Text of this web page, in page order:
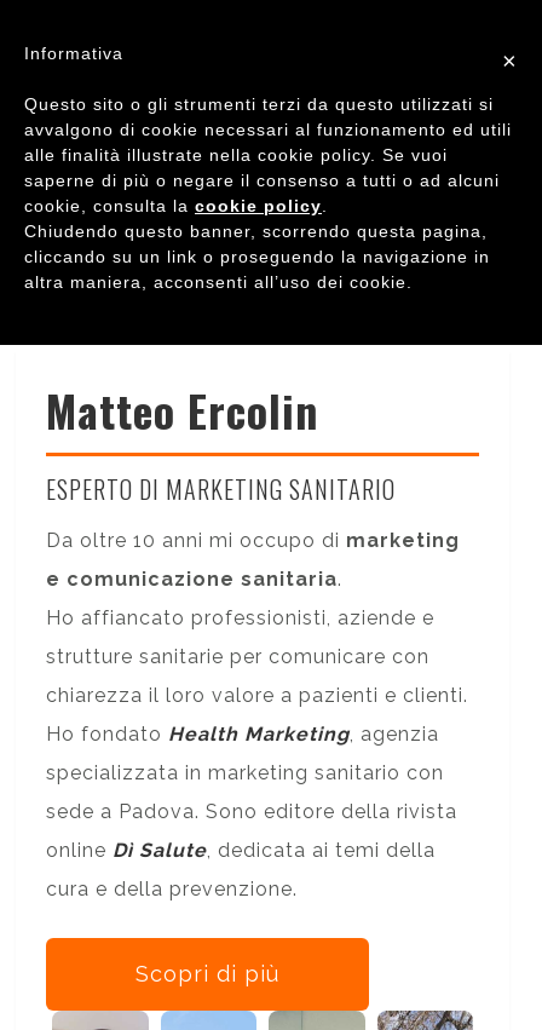
Matteo Ercolin
ESPERTO DI MARKETING SANITARIO
Da oltre 10 anni mi occupo di marketing
e comunicazione sanitaria.
Ho affiancato professionisti, aziende e
strutture sanitarie per comunicare con
chiarezza il loro valore a pazienti e clienti.
Ho fondato Health Marketing, agenzia
specializzata in marketing sanitario con
sede a Padova. Sono editore della rivista
online Dì Salute, dedicata ai temi della
cura e della prevenzione.
Scopri di più
×
Informativa
Questo sito o gli strumenti terzi da questo utilizzati si
avvalgono di cookie necessari al funzionamento ed utili
alle finalità illustrate nella cookie policy. Se vuoi
saperne di più o negare il consenso a tutti o ad alcuni
cookie, consulta la cookie policy
Chiudendo questo banner, scorrendo questa pagina,
cliccando su un link o proseguendo la navigazione in
altra maniera, acconsenti all’uso dei cookie.